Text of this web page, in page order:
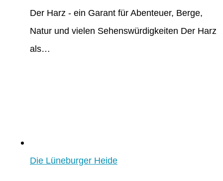
Der Harz - ein Garant für Abenteuer, Berge,
Natur und vielen Sehenswürdigkeiten Der Harz
als…
Die Lüneburger Heide